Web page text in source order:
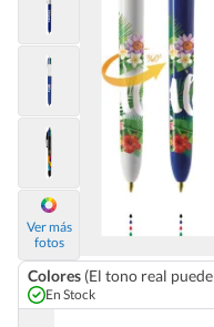
Ver más
fotos
Colores (El tono real
En Stock